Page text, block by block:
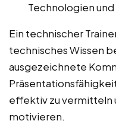
Technologien
Ein technischer
technisches Wissen
ausgezeichnete
effektiv zu vermitteln
motivieren.